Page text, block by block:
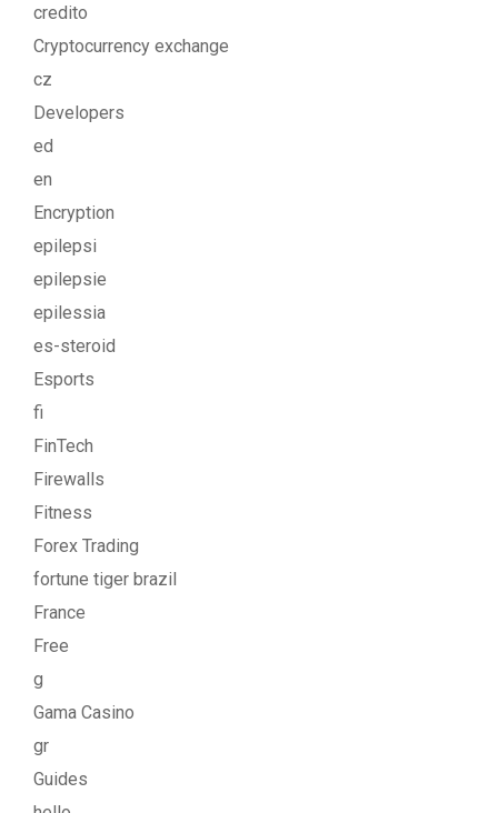
credito
Cryptocurrency exchange
cz
Developers
ed
en
Encryption
epilepsi
epilepsie
epilessia
es-steroid
Esports
fi
FinTech
Firewalls
Fitness
Forex Trading
fortune tiger brazil
France
Free
g
Gama Casino
gr
Guides